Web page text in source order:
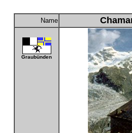
Name
Graubünden